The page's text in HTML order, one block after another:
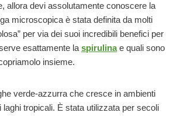
allora devi assolutamente conoscere la
microscopica è stata definita da molti
per via dei suoi incredibili benefici per
esattamente laspirulinae quali sono
insieme.
verde-azzurra che cresce in ambienti
laghi tropicali. È stata utilizzata per secoli